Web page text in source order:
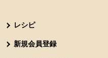
レシピ
新規会員登録